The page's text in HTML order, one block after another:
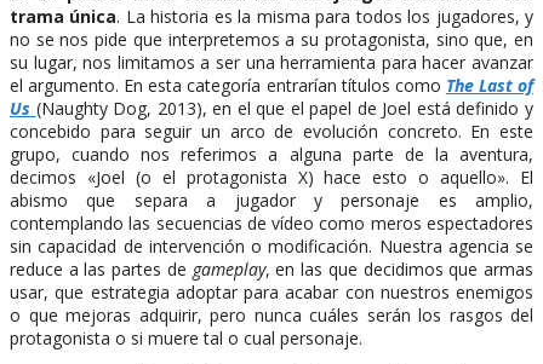
trama única. La historia es la misma para todos los jugadores, y
no se nos pide que interpretemos a su protagonista, sino que, en
su lugar, nos limitamos a ser una herramienta para hacer avanzar
el argumento. En esta categoría entrarían títulos como The Last of
Us (Naughty Dog, 2013), en el que el papel de Joel está definido y
concebido para seguir un arco de evolución concreto. En este
grupo, cuando nos referimos a alguna parte de la aventura,
decimos «Joel (o el protagonista X) hace esto o aquello». El
abismo que separa a jugador y personaje es amplio,
contemplando las secuencias de vídeo como meros espectadores
sin capacidad de intervención o modificación. Nuestra agencia se
reduce a las partes de gameplay, en las que decidimos que armas
usar, que estrategia adoptar para acabar con nuestros enemigos
o que mejoras adquirir, pero nunca cuáles serán los rasgos del
protagonista o si muere tal o cual personaje.